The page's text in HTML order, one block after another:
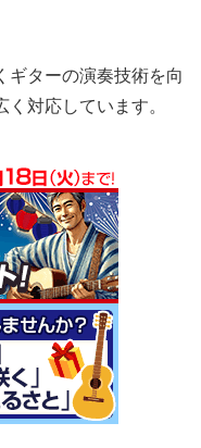
ギターの演奏技術を向
く対応しています。